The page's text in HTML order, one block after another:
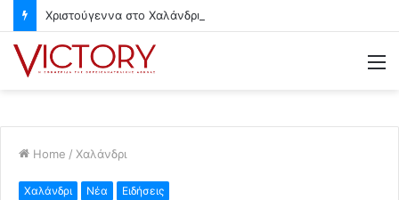
Home / Χαλάνδρι
Χαλάνδρι Νέα Ειδήσεις